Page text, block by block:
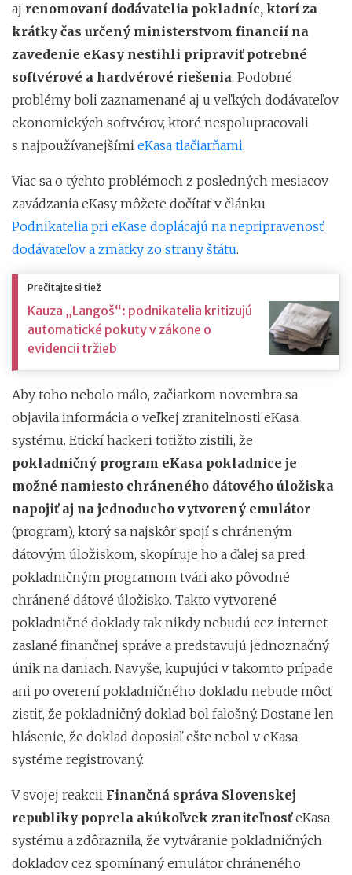
aj renomovaní dodávatelia pokladníc, ktorí za
krátky čas určený ministerstvom financií na
zavedenie eKasy nestihli pripraviť potrebné
softvérové a hardvérové riešenia. Podobné
problémy boli zaznamenané aj u veľkých dodávateľov
ekonomických softvérov, ktoré nespolupracovali
s najpoužívanejšími eKasa tlačiarňami.
Viac sa o týchto problémoch z posledných mesiacov
zavádzania eKasy môžete dočítať v článku
Podnikatelia pri eKase doplácajú na nepripravenosť
dodávateľov a zmätky zo strany štátu.
Prečítajte si tiež
Kauza „Langoš“: podnikatelia kritizujú
automatické pokuty v zákone o
evidencii tržieb
Aby toho nebolo málo, začiatkom novembra sa
objavila informácia o veľkej zraniteľnosti eKasa
systému. Etickí hackeri totižto zistili, že
pokladničný program eKasa pokladnice je
možné namiesto chráneného dátového úložiska
napojiť aj na jednoducho vytvorený emulátor
(program), ktorý sa najskôr spojí s chráneným
dátovým úložiskom, skopíruje ho a ďalej sa pred
pokladničným programom tvári ako pôvodné
chránené dátové úložisko. Takto vytvorené
pokladničné doklady tak nikdy nebudú cez internet
zaslané finančnej správe a predstavujú jednoznačný
únik na daniach. Navyše, kupujúci v takomto prípade
ani po overení pokladničného dokladu nebude môcť
zistiť, že pokladničný doklad bol falošný. Dostane len
hlásenie, že doklad doposiaľ ešte nebol v eKasa
systéme registrovaný.
V svojej reakcii Finančná správa Slovenskej
republiky poprela akúkoľvek zraniteľnosťeKasa
systému a zdôraznila, že vytváranie pokladničných
dokladov cez spomínaný emulátor chráneného